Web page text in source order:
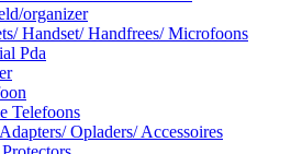
organizer
Handset/ Handfrees/ Microfoons
Pda
Telefoons
Opladers/ Accessoires